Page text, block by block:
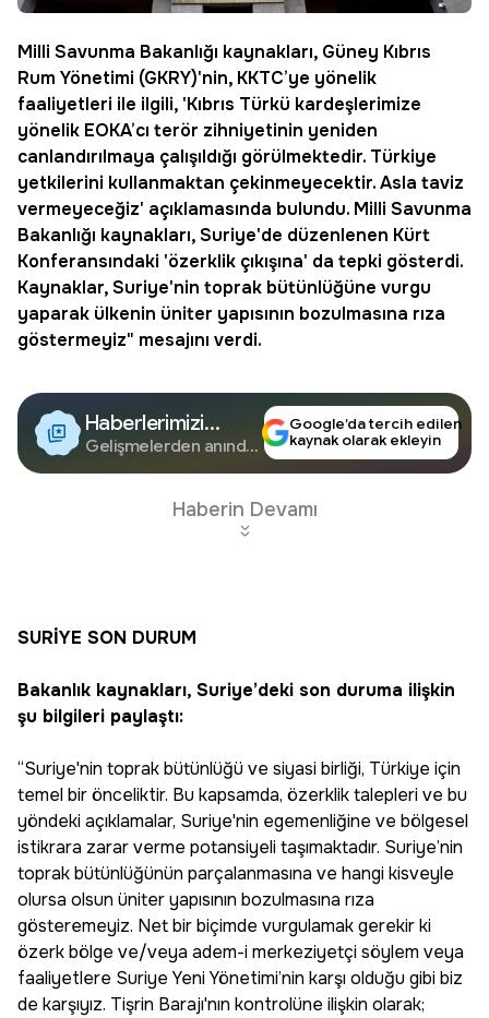
Milli Savunma Bakanlığı kaynakları, Güney Kıbrıs
Rum Yönetimi (GKRY)'nin, KKTC’ye yönelik
faaliyetleri ile ilgili, 'Kıbrıs Türkü kardeşlerimize
yönelik EOKA’cı terör zihniyetinin yeniden
canlandırılmaya çalışıldığı görülmektedir. Türkiye
yetkilerini kullanmaktan çekinmeyecektir. Asla taviz
vermeyeceğiz' açıklamasında bulundu. Milli Savunma
Bakanlığı kaynakları, Suriye'de düzenlenen Kürt
Konferansındaki 'özerklik çıkışına' da tepki gösterdi.
Kaynaklar, Suriye'nin toprak bütünlüğüne vurgu
yaparak ülkenin üniter yapısının bozulmasına rıza
göstermeyiz" mesajını verdi.
Haberlerimizi
Google'da Takip
Edin
Gelişmelerden anında
Google’da tercih edilen
kaynak olarak ekleyin
Haberin Devamı
SURİYE SON DURUM
Bakanlık kaynakları, Suriye’deki son duruma ilişkin
şu bilgileri paylaştı:
“Suriye'nin toprak bütünlüğü ve siyasi birliği, Türkiye için
temel bir önceliktir. Bu kapsamda, özerklik talepleri ve bu
yöndeki açıklamalar, Suriye'nin egemenliğine ve bölgesel
istikrara zarar verme potansiyeli taşımaktadır. Suriye’nin
toprak bütünlüğünün parçalanmasına ve hangi kisveyle
olursa olsun üniter yapısının bozulmasına rıza
gösteremeyiz. Net bir biçimde vurgulamak gerekir ki
özerk bölge ve/veya adem-i merkeziyetçi söylem veya
faaliyetlere Suriye Yeni Yönetimi’nin karşı olduğu gibi biz
de karşıyız. Tişrin Barajı'nın kontrolüne ilişkin olarak;